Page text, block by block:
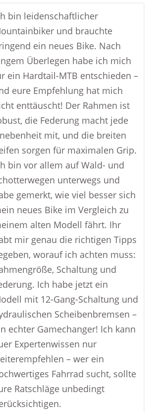
bin leidenschaftlicher
und brauchte
ein neues Bike. Nach
Überlegen habe ich mich
ein Hardtail-MTB entschieden –
eure Empfehlung hat mich
enttäuscht! Der Rahmen ist
die Federung macht jede
mit, und die breiten
sorgen für maximalen Grip.
bin vor allem auf Wald- und
unterwegs und
gemerkt, wie viel besser sich
neues Bike im Vergleich zu
alten Modell fährt. Ihr
mir genau die richtigen Tipps
worauf ich achten muss:
Schaltung und
Ich habe jetzt ein
mit 12-Gang-Schaltung und
Scheibenbremsen –
echter Gamechanger! Ich kann
Expertenwissen nur
– wer ein
Fahrrad sucht, sollte
Ratschläge unbedingt